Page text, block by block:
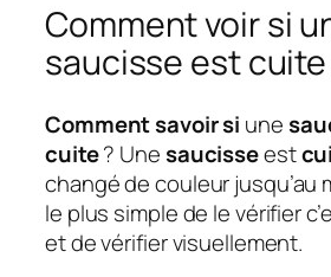
Comment voir si
saucisse est cuite
Comment savoir si une
cuite? Unesaucisseest
changé de couleur jusqu’au
le plus simple de le vérifier
et de vérifier visuellement.